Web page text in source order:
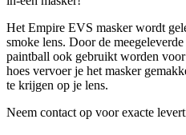
Het Empire EVS masker wordt
smoke lens. Door de
paintball ook gebruikt worden voor
hoes vervoer je het masker
te krijgen op je lens.
Neem contact op voor exacte
€ 189,95